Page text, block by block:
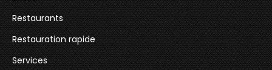
Restaurants
Restauration rapide
Services